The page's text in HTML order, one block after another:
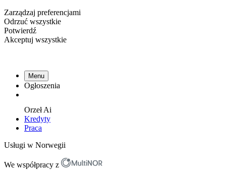
Zarządzaj preferencjami
Odrzuć wszystkie
Potwierdź
Akceptuj wszystkie
Menu
Ogłoszenia
OrzełAi
Kredyty
Praca
Usługi w Norwegii
We współpracy z